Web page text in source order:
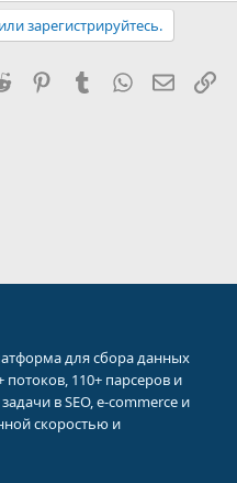
зарегистрируйтесь.
Reddit PinterestTumblr WhatsApp
для сбора данных
110+ парсеров и
в SEO, e-commerce и
скоростью и